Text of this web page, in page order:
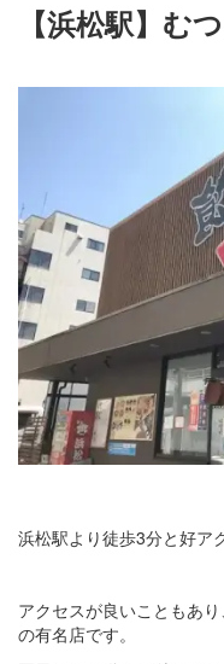
【浜松駅】む
浜松駅より徒歩3分と好ア
アクセスが良いこともあ
の有名店です。